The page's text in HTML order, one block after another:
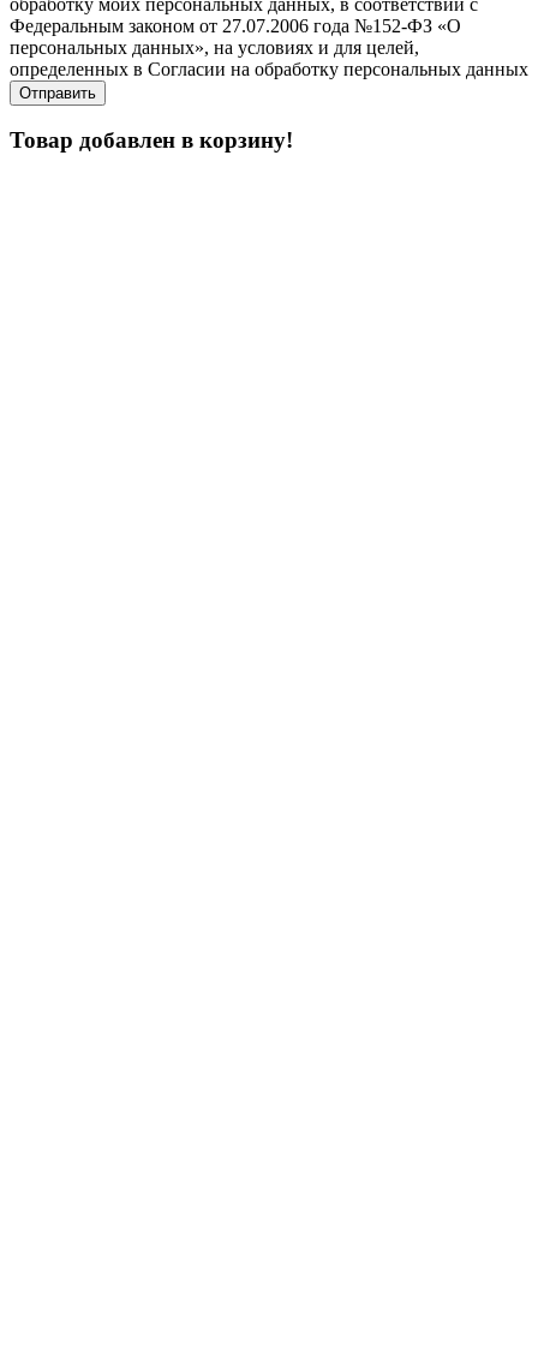
Федеральным законом от 27.07.2006 года №152-ФЗ «О
персональных данных», на условиях и для целей,
определенных в Согласии на обработку персональных данных
Товар добавлен в корзину!